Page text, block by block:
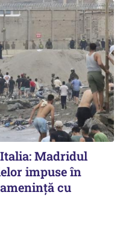
Madridul
impuse în
cu